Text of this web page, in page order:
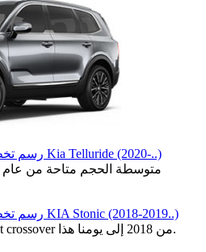
رسم تخطيطي للصمامات والمرحلات Kia Telluride (2020-..)
سيارة كيا تيلورايد SUV متوسطة الحجم متاحة من عام 2020
رسم تخطيطي للصمامات والمرحلات KIA Stonic (2018-2019..)
يتوفر KIA Stonic subcompact crossover من 2018 إلى يومنا هذا.